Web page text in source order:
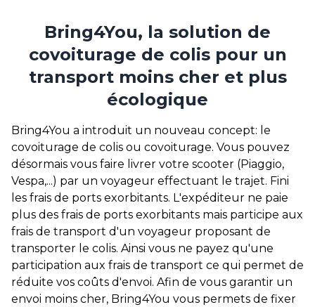
Bring4You, la solution de
covoiturage de colis pour un
transport moins cher et plus
écologique
Bring4You a introduit un nouveau concept: le
covoiturage de colis ou covoiturage. Vous pouvez
désormais vous faire livrer votre scooter (Piaggio,
Vespa,...) par un voyageur effectuant le trajet. Fini
les frais de ports exorbitants. L'expéditeur ne paie
plus des frais de ports exorbitants mais participe aux
frais de transport d'un voyageur proposant de
transporter le colis. Ainsi vous ne payez qu'une
participation aux frais de transport ce qui permet de
réduite vos coûts d'envoi. Afin de vous garantir un
envoi moins cher, Bring4You vous permets de fixer